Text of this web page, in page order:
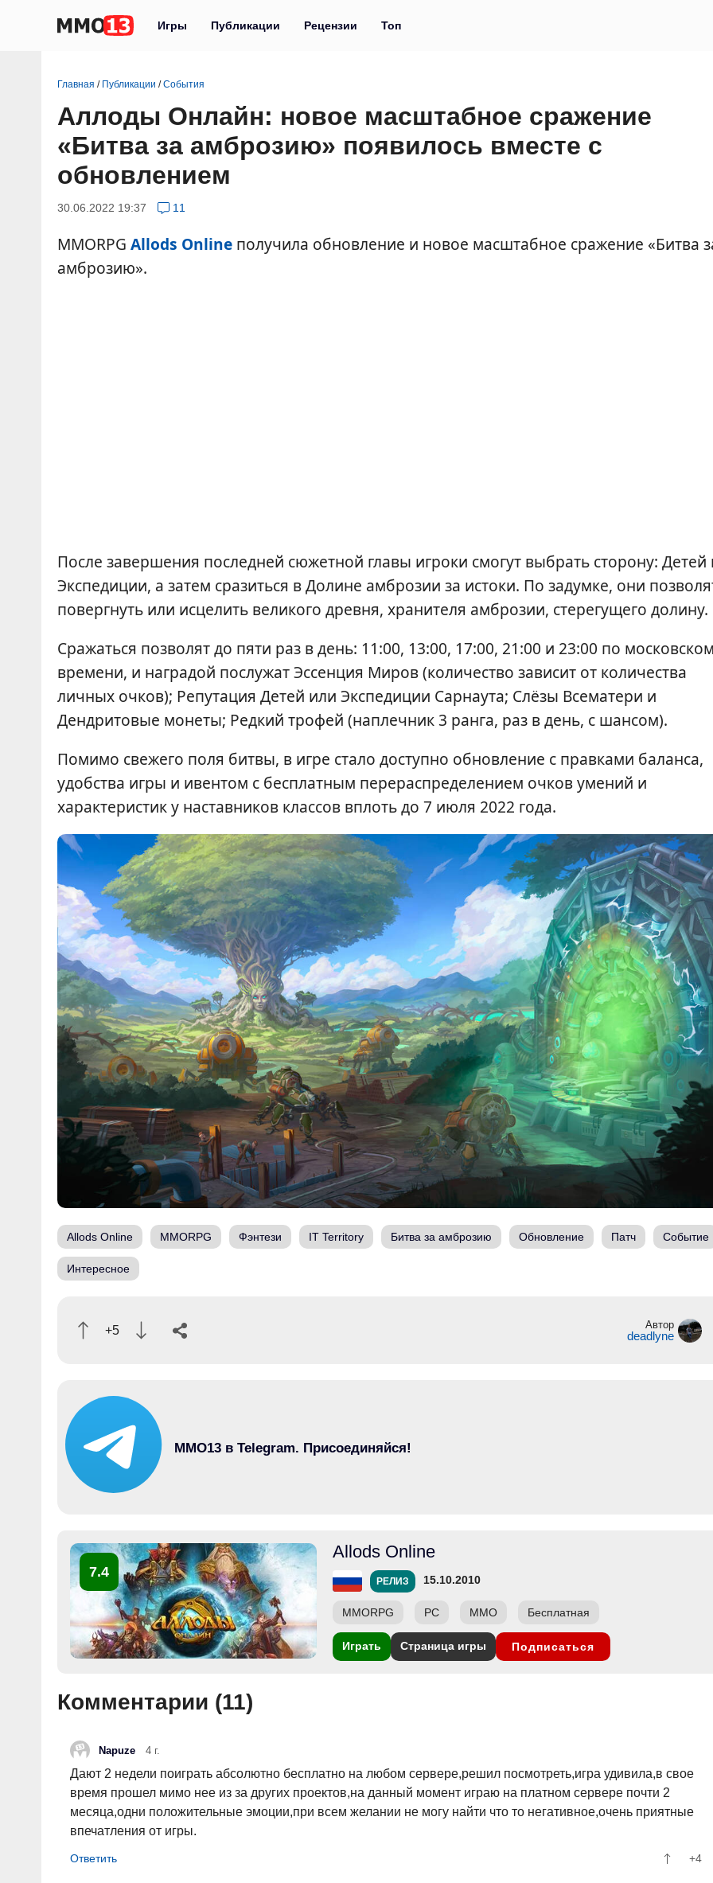
Игры Публикации Рецензии Топ
Главная / Публикации /События
Аллоды Онлайн: новое масштабное сражение
«Битва за амброзию» появилось вместе с
обновлением
30.06.2022 19:37 11
MMORPG Allods Online получила обновление и новое масштабное сражение «Битва
амброзию».
После завершения последней сюжетной главы игроки смогут выбрать сторону: Детей
Экспедиции, а затем сразиться в Долине амброзии за истоки. По задумке, они
повергнуть или исцелить великого древня, хранителя амброзии, стерегущего долину.
Сражаться позволят до пяти раз в день: 11:00, 13:00, 17:00, 21:00 и 23:00 по
времени, и наградой послужат Эссенция Миров (количество зависит от количества
личных очков); Репутация Детей или Экспедиции Сарнаута; Слёзы Всематери и
Дендритовые монеты; Редкий трофей (наплечник 3 ранга, раз в день, с шансом).
Помимо свежего поля битвы, в игре стало доступно обновление с правками баланса,
удобства игры и ивентом с бесплатным перераспределением очков умений и
характеристик у наставников классов вплоть до 7 июля 2022 года.
Allods Online MMORPG Фэнтези IT Territory Битва за амброзию Обновление Патч Событие
Интересное
+5 Автор
deadlyne
MMO13 в Telegram. Присоединяйся!
7.4
Allods Online
РЕЛИЗ 15.10.2010
MMORPG PC ММО Бесплатная
Играть Страница игры Подписаться
Комментарии (11)
Napuze 4 г.
Дают 2 недели поиграть абсолютно бесплатно на любом сервере,решил посмотреть,игра удивила,в свое
время прошел мимо нее из за других проектов,на данный момент играю на платном сервере почти 2
месяца,одни положительные эмоции,при всем желании не могу найти что то негативное,очень приятные
впечатления от игры.
+4